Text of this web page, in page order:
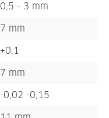
0,5 - 3 mm
7 mm
+0,1
7 mm
-0,02 -0,15